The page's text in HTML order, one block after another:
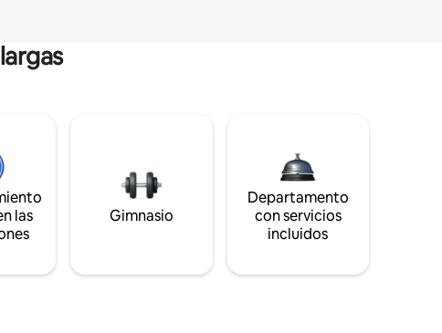
las
Gimnasio
Departamento
con servicios
incluidos